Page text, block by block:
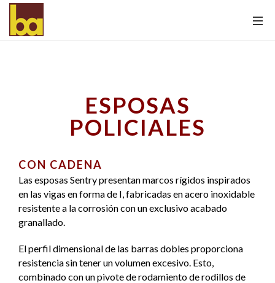
ESPOSAS
POLICIALES
CON CADENA
Las esposas Sentry presentan marcos rígidos inspirados
en las vigas en forma de I, fabricadas en acero inoxidable
resistente a la corrosión con un exclusivo acabado
granallado.
El perfil dimensional de las barras dobles proporciona
resistencia sin tener un volumen excesivo. Esto,
combinado con un pivote de rodamiento de rodillos de